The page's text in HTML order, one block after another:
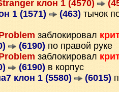
клон 1 (4570)
1 (1571) (463) тычок
заблокировал
(6190) по правой руке
заблокировал
(6190) в корпус
клон 1 (5580) (6015)